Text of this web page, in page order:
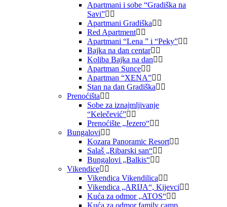
Apartmani i sobe “Gradiška na
Savi”
Apartmani Gradiška
Red Apartment
Apartmani “Lena ” i “Peky”
Bajka na dan centar
Koliba Bajka na dan
Apartman Sunce
Apartman “XENA”
Stan na dan Gradiška
Prenoćišta
Sobe za iznajmljivanje
“Kelečević”
Prenoćište „Jezero“
Bungalovi
Kozara Panoramic Resort
Salaš „Ribarski san“
Bungalovi „Balkis“
Vikendice
Vikendica Vikendilica
Vikendica „ARIJA“, Kijevci
Kuća za odmor „ATOS“
Kuća za odmor family camp